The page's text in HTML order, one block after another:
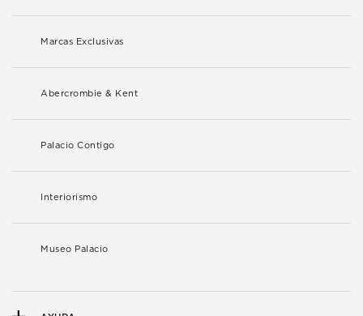
Marcas Exclusivas
Abercrombie & Kent
Palacio Contigo
Interiorismo
Museo Palacio